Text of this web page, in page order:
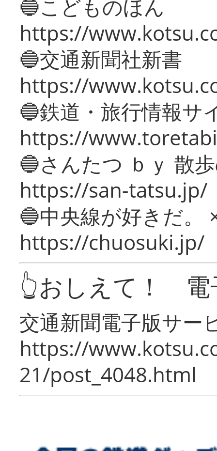
🔵こどものほん
https://
🔵交通新聞社新書
https://
🔵鉄道・旅行情報サ
https://
🔵さんたつ ｂｙ 散
https://san-tatsu.jp/
🔵中央線が好きだ。
https://chuosuki.jp/
👆おしえて！ 電
交通新聞電子版サー
https://
21/post_4048.html